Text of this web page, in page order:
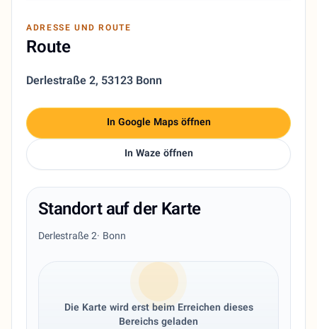
ADRESSE UND ROUTE
Route
Derlestraße 2, 53123 Bonn
In Google Maps öffnen
In Waze öffnen
Standort auf der Karte
Derlestraße 2· Bonn
Die Karte wird erst beim Erreichen dieses
Bereichs geladen